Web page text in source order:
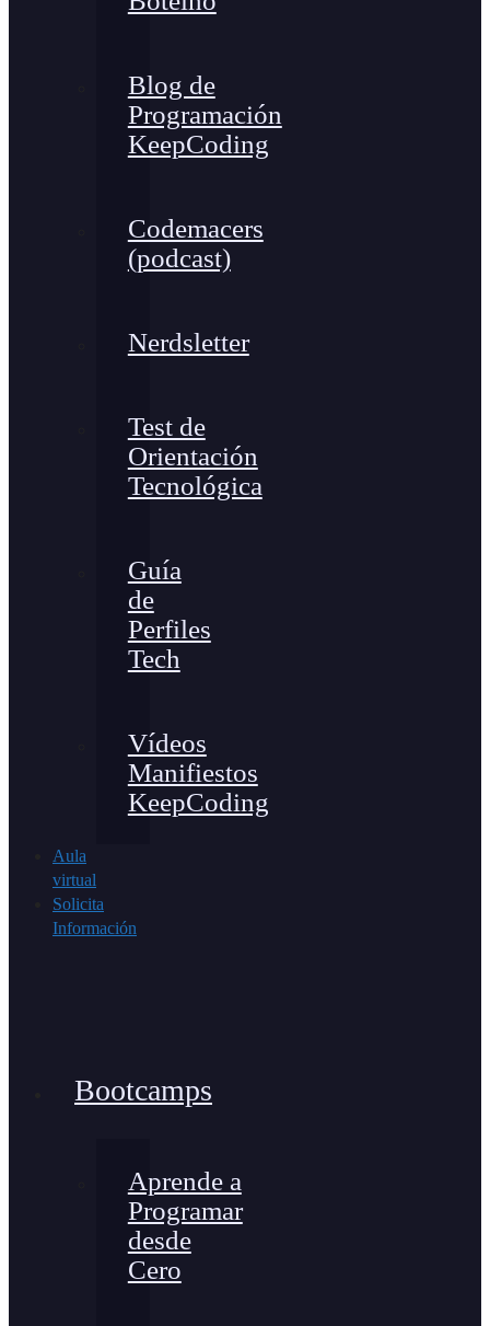
Blog de
Programación
KeepCoding
Codemacers
(podcast)
Nerdsletter
Test de
Orientación
Tecnológica
Guía
de
Perfiles
Tech
Vídeos
Manifiestos
KeepCoding
Aula
virtual
Solicita
Información
Bootcamps
Aprende a
Programar
desde
Cero